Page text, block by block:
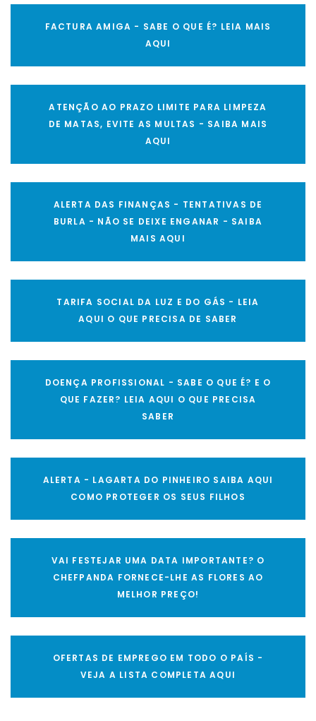
FACTURA AMIGA - SABE O QUE É? LEIA MAIS
AQUI
ATENÇÃO AO PRAZO LIMITE PARA LIMPEZA
DE MATAS, EVITE AS MULTAS - SAIBA MAIS
AQUI
ALERTA DAS FINANÇAS - TENTATIVAS DE
BURLA - NÃO SE DEIXE ENGANAR - SAIBA
MAIS AQUI
TARIFA SOCIAL DA LUZ E DO GÁS - LEIA
AQUI O QUE PRECISA DE SABER
DOENÇA PROFISSIONAL - SABE O QUE É? E O
QUE FAZER? LEIA AQUI O QUE PRECISA
SABER
ALERTA - LAGARTA DO PINHEIRO SAIBA AQUI
COMO PROTEGER OS SEUS FILHOS
VAI FESTEJAR UMA DATA IMPORTANTE? O
CHEFPANDA FORNECE-LHE AS FLORES AO
MELHOR PREÇO!
OFERTAS DE EMPREGO EM TODO O PAÍS -
VEJA A LISTA COMPLETA AQUI